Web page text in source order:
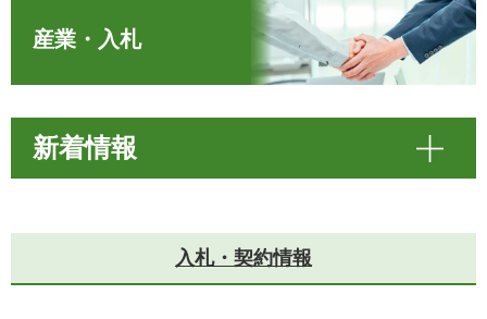
産業・入札
新着情報
入札・契約情報